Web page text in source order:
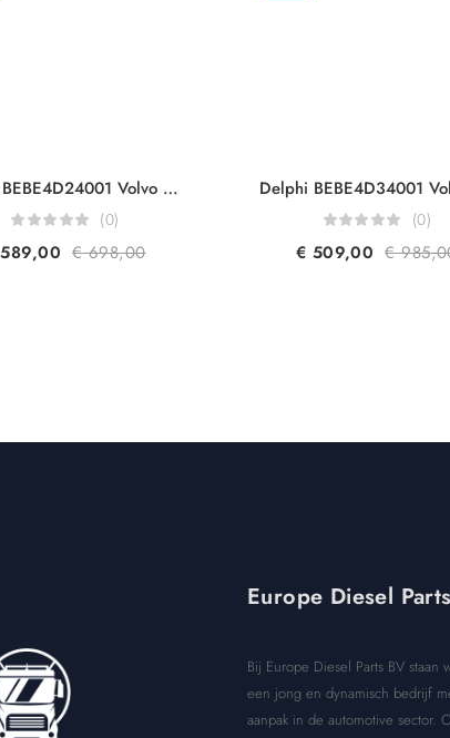
Delphi BEBE4D24001 Volvo Trucks & Volvo Penta 21340611 7421340611 21371672 9021371672 20972225 7420972225 85000497 20584345 85003263 3801618 EUI Diesel Injector Euro 5
(0)
589,00 €698,00
(0)
€ 509,00 €
Europe Diesel
Bij Europe Diesel Parts BV staan
een jong en dynamisch bedrijf
aanpak in de automotive sector.